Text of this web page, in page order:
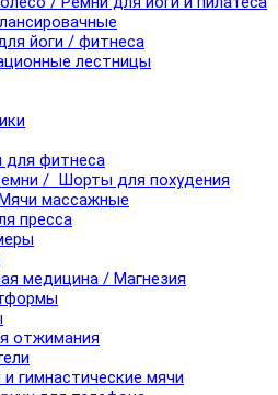
йоги / фитнеса
лестницы
для фитнеса
/ Шорты для похудения
массажные
пресса
медицина / Магнезия
отжимания
гимнастические мячи